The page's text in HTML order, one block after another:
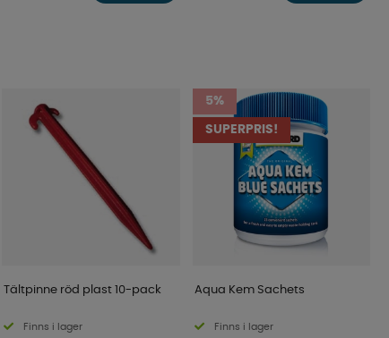
Tältpinne röd plast 10-pack
Finns i lager
5%
SUPERPRIS!
Aqua Kem Sachets
Finns i lager